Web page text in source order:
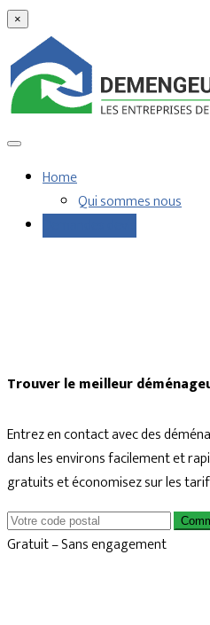
×
Home
Qui sommes nous
Trouver le meilleur
Entrez en contact avec des
dans les environs facilement et
gratuits et économisez sur les
Gratuit – Sans engagement